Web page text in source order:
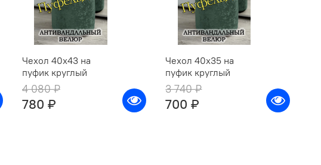
Чехол 40х43 на
пуфик круглый
4 080 ₽
780 ₽
Чехол 40х35 на
пуфик круглый
3 740 ₽
700 ₽